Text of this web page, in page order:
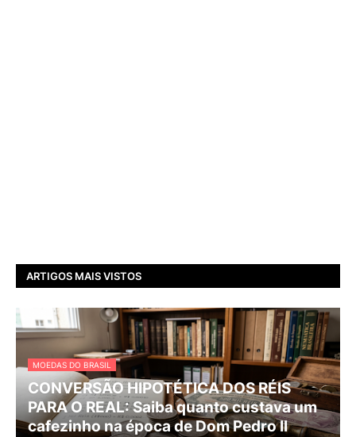
ARTIGOS MAIS VISTOS
MOEDAS DO BRASIL
CONVERSÃO HIPOTÉTICA DOS RÉIS
PARA O REAL: Saiba quanto custava um
cafezinho na época de Dom Pedro II